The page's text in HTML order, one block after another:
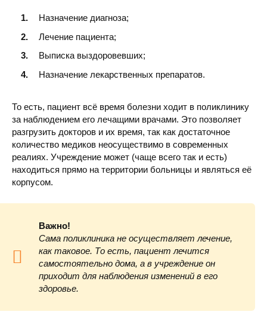
Назначение диагноза;
Лечение пациента;
Выписка выздоровевших;
Назначение лекарственных препаратов.
То есть, пациент всё время болезни ходит в поликлинику
за наблюдением его лечащими врачами. Это позволяет
разгрузить докторов и их время, так как достаточное
количество медиков неосуществимо в современных
реалиях. Учреждение может (чаще всего так и есть)
находиться прямо на территории больницы и являться её
корпусом.
Важно!
Сама поликлиника не осуществляет лечение,
как таковое. То есть, пациент лечится
самостоятельно дома, а в учреждение он
приходит для наблюдения изменений в его
здоровье.